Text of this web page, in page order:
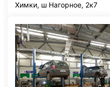
Химки, ш Нагорное, 2к7